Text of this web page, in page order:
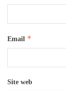
Email *
Site web